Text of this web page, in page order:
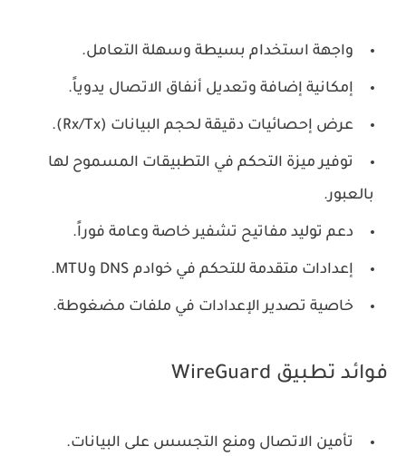
واجهة استخدام بسيطة وسهلة التعامل.
إمكانية إضافة وتعديل أنفاق الاتصال يدوياً.
عرض إحصائيات دقيقة لحجم البيانات (Rx/Tx).
توفير ميزة التحكم في التطبيقات المسموح لها
بالعبور.
دعم توليد مفاتيح تشفير خاصة وعامة فوراً.
إعدادات متقدمة للتحكم في خوادم DNS وMTU.
خاصية تصدير الإعدادات في ملفات مضغوطة.
فوائد تطبيق WireGuard
تأمين الاتصال ومنع التجسس على البيانات.